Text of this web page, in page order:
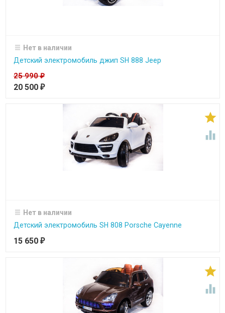
Нет в наличии
Детский электромобиль джип SH 888 Jeep
25 990₽
20 500 ₽


Нет в наличии
Детский электромобиль SH 808 Porsche Cayenne
15 650 ₽

